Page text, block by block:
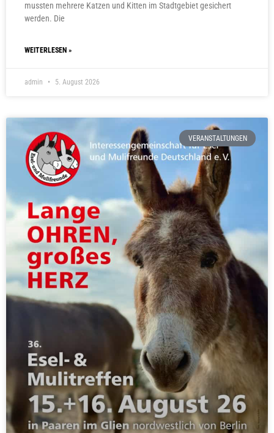
mussten mehrere Katzen und Kitten im Stadtgebiet gesichert
werden. Die
WEITERLESEN »
admin 5. August 2026
VERANSTALTUNGEN